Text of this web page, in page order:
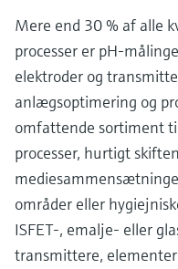
Mere end 30 % af alle
processer er pH-
elektroder og
anlægsoptimering og
omfattende sortiment
processer, hurtigt
områder eller
ISFET-, emalje- eller
transmittere,